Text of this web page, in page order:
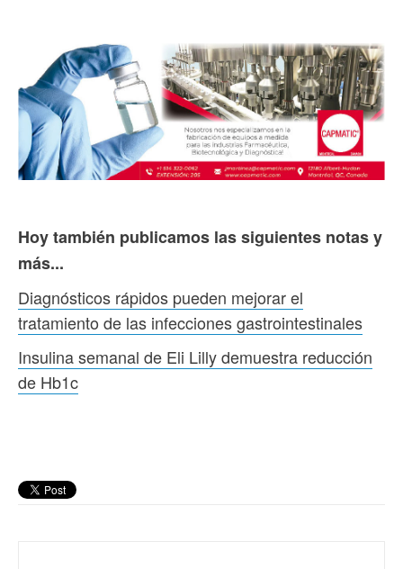
Hoy también publicamos las siguientes notas y
más...
Diagnósticos rápidos pueden mejorar el
tratamiento de las infecciones gastrointestinales
Insulina semanal de Eli Lilly demuestra reducción
de Hb1c